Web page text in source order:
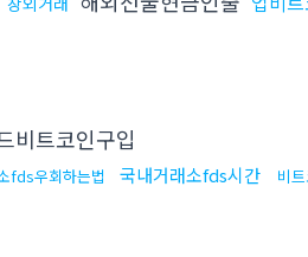
비트코인구입
fds우회하는법 국내거래소fds시간 비